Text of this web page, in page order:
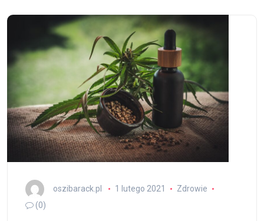
oszibarack.pl 1 lutego 2021
Zdrowie
(0)